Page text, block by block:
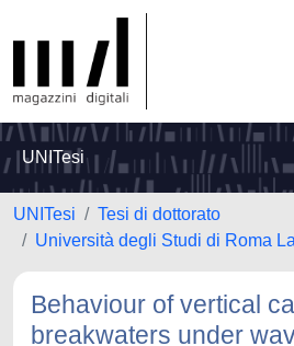
UNITesi
UNITesi
Tesi di dottorato
Università degli Studi di Roma
Behaviour of vertical
breakwaters under